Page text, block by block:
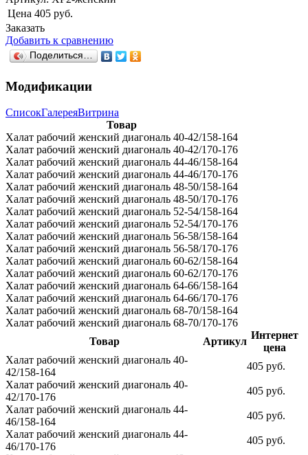
Цена 405 руб.
Заказать
Добавить к сравнению
Поделиться…
Модификации
СписокГалереяВитрина
Товар
Халат рабочий женский диагональ 40-42/158-164
Халат рабочий женский диагональ 40-42/170-176
Халат рабочий женский диагональ 44-46/158-164
Халат рабочий женский диагональ 44-46/170-176
Халат рабочий женский диагональ 48-50/158-164
Халат рабочий женский диагональ 48-50/170-176
Халат рабочий женский диагональ 52-54/158-164
Халат рабочий женский диагональ 52-54/170-176
Халат рабочий женский диагональ 56-58/158-164
Халат рабочий женский диагональ 56-58/170-176
Халат рабочий женский диагональ 60-62/158-164
Халат рабочий женский диагональ 60-62/170-176
Халат рабочий женский диагональ 64-66/158-164
Халат рабочий женский диагональ 64-66/170-176
Халат рабочий женский диагональ 68-70/158-164
Халат рабочий женский диагональ 68-70/170-176
Товар
Артикул
Интернет
цена
Халат рабочий женский диагональ 40-
42/158-164
405 руб.
Халат рабочий женский диагональ 40-
42/170-176
405 руб.
Халат рабочий женский диагональ 44-
46/158-164
405 руб.
Халат рабочий женский диагональ 44-
46/170-176
405 руб.